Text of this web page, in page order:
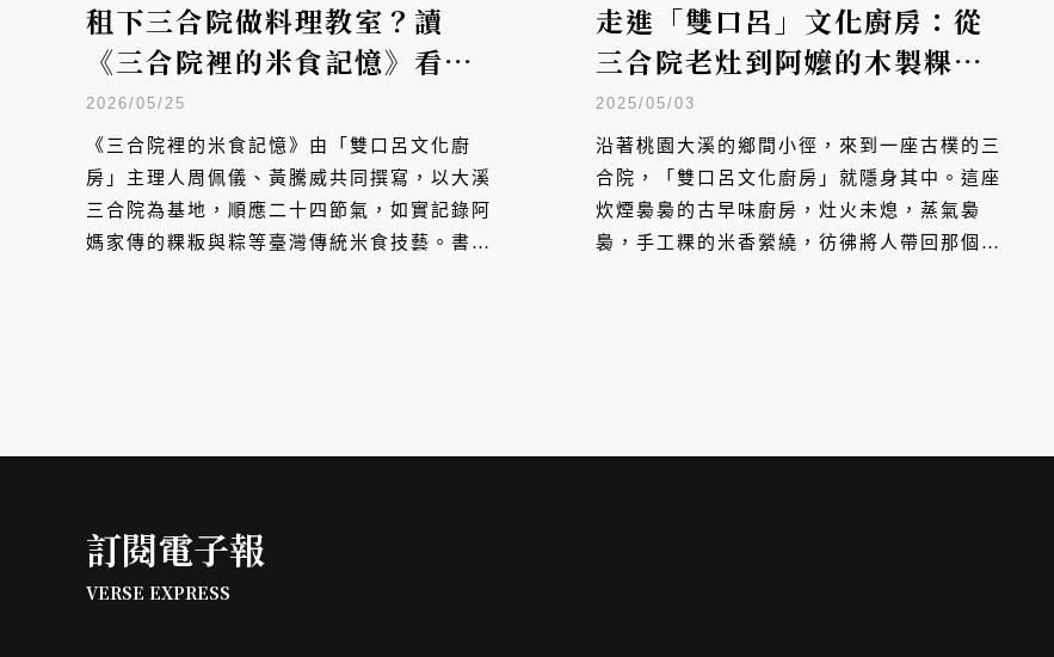
租下三合院做料理教室？讀
《三合院裡的米食記憶》看
「雙口呂文化廚房」如何延續
土地之味
2026/05/25
《三合院裡的米食記憶》由「雙口呂文化廚
房」主理人周佩儀、黃騰威共同撰寫，以大溪
三合院為基地，順應二十四節氣，如實記錄阿
媽家傳的粿粄與粽等臺灣傳統米食技藝。書中
走進「雙口呂」文化廚房：從
三合院老灶到阿嬤的木製粿
模，重現台灣米食文化的溫度
2025/05/03
沿著桃園大溪的鄉間小徑，來到一座古樸的三
合院，「雙口呂文化廚房」就隱身其中。這座
炊煙裊裊的古早味廚房，灶火未熄，蒸氣裊
裊，手工粿的米香縈繞，彷彿將人帶回那個圍
訂閱電子報
VERSE EXPRESS